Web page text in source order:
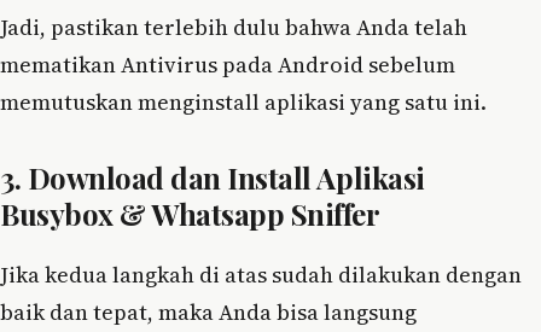
Jadi, pastikan terlebih dulu bahwa Anda telah
mematikan Antivirus pada Android sebelum
memutuskan menginstall aplikasi yang satu ini.
3. Download dan Install Aplikasi
Busybox & Whatsapp Sniffer
Jika kedua langkah di atas sudah dilakukan dengan
baik dan tepat, maka Anda bisa langsung